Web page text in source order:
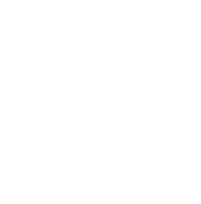
l’uomo dovrebbe
la normale
tutte dirette
sia la